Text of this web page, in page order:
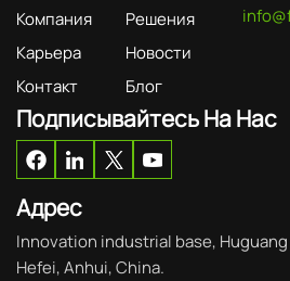
Компания
Решения
Карьера
Новости
Контакт
Блог
Подписывайтесь На Нас
Адрес
Innovation industrial base,
Hefei, Anhui, China.